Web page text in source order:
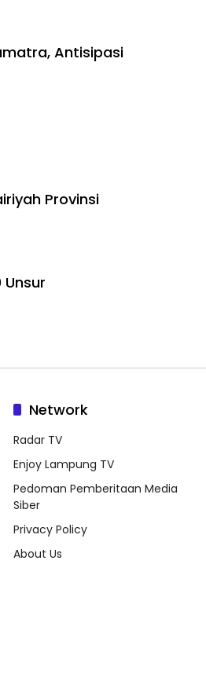
Antisipasi
Provinsi
Network
Radar TV
Enjoy Lampung TV
Pedoman Pemberitaan Media
Siber
Privacy Policy
About Us